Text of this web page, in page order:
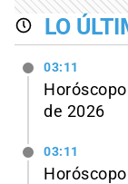
LO
03:11
de 2026
03:11